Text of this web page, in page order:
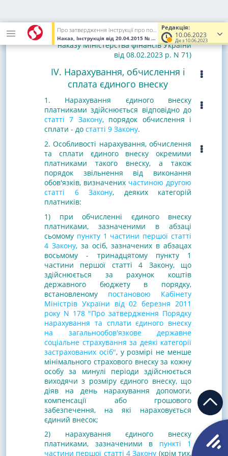
Редакція:
10.06.2023
Діє з 10.06.2023
Про затвердження Інструкції про порядок нарахування і сплати єдиного внеску на загальнообов'язкове державне соціальне страхування
Наказ, Інструкція від 20.04.2015 № 449 (Увага! Попередня
(абзац восьмий підпункту 6 пункту 2
розділу III у редакції
наказу Міністерства фінансів України
від 08.02.2023 р. N 71)
IV. Нарахування, обчислення і
сплата єдиного внеску
1. Нарахування єдиного внеску
платниками здійснюється відповідно до
статті 7 Закону, порядок обчислення і
сплати - до статті 9 Закону.
2. Особливості нарахування, обчислення
та сплати єдиного внеску окремими
платниками такого внеску, а також
порядок звільнення від виконання
обов'язків, визначених частиною другою
статті 6 Закону, деяких категорій
платників:
1) при обчисленні єдиного внеску
платниками, зазначеними в абзаці
сьомому пункту 1 частини першої статті
4 Закону, за осіб, зазначених в абзацах
восьмому - тринадцятому пункту 1
частини першої статті 4 Закону, що
здійснюється за рахунок коштів
державного бюджету в порядку,
встановленому
постановою Кабінету
Міністрів України від 02 березня 2011
року N 178 "Про затвердження Порядку
нарахування та сплати єдиного внеску
на загальнообов'язкове державне
соціальне страхування за деякі категорії
застрахованих осіб", у розмірі не менше
мінімального страхового внеску за кожну
особу за минулі періоди здійснюється
виходячи з розміру єдиного внеску, що
діяв на день нарахування допомоги,
компенсації або грошового
забезпечення, на які нараховується
єдиний внесок;
2) нарахування єдиного внеску
платниками, зазначеними в
пункті 1
частини першої статті 4 Закону (крім тих,